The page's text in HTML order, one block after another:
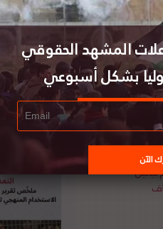
البحوث
البحوث
المحتلة
أرييل غير
المشهد الحقوقي
بشكل أسبوعي